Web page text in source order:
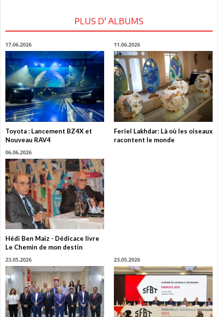
PLUS D' ALBUMS
17.06.2026
Toyota : Lancement BZ4X et
Nouveau RAV4
11.06.2026
Feriel Lakhdar: Là où les oiseaux
racontent le monde
06.06.2026
Hédi Ben Maïz - Dédicace livre
Le Chemin de mon destin
23.05.2026 23.05.2026